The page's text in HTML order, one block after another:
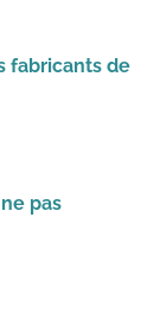
fabricants de
pas